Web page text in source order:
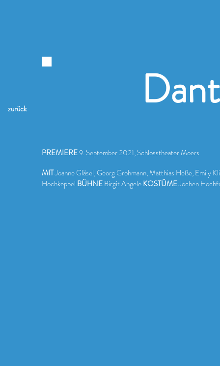
zurück
PREMIERE9. September 2021, Schlosstheater Moers
MITJoanne Gläsel, Georg Grohmann, Matthias Heße, Emily
Hochkeppel BÜHNEBirgit AngeleKOSTÜMEJochen